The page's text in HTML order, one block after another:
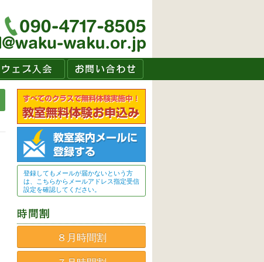
登録してもメールが届かないという方
は、こちらからメールアドレス指定受信
設定を確認してください。
８月時間割